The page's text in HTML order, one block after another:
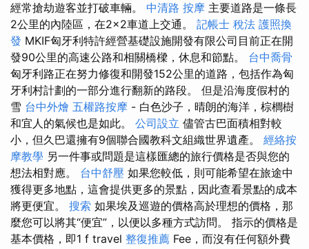
經常搶劫遊客並打破車輛。 中清路 按摩 主要道路是一條長
2公里的內陸區，在2×2車道上交通。 記帳士 稅法 護照換
發 MKIF匈牙利特許經營基礎設施開發有限公司目前正在開
發90公里的高速公路和相關橋樑，休息和節點。 台中喬骨
匈牙利路正在努力修復和開發152公里的道路，包括作為匈
牙利村計劃的一部分進行翻新的路段。 但是沿海度假村的
雪 台中外燴 五權路按摩 - 白色沙子，晴朗的海洋，棕櫚樹
和宜人的氣候也是如此。 公司設立 儘管古巴面積相對較
小，但久巴還擁有9個聯合國教科文組織世界遺產。 經絡按
摩教學 另一件事或問題是這樣匯總的旅行價格是否與您的
想法相對應。 台中舒壓 如果您較低，則可能希望在旅途中
獲得更多地點，這會提供更多的景點，因此查看景點的成本
將更便宜。 搜索 如果埃及巡遊的價格高於理想的價格，那
麼您可以將其“便宜”，以便以多種方式訪問​​。 指示的價格是
基本價格，即1 f travel 整復推薦 Fee，而沒有任何額外費